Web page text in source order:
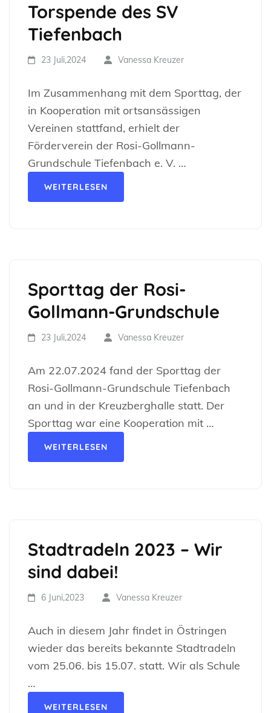
Torspende des SV
Tiefenbach
23 Juli,2024 Vanessa Kreuzer
Im Zusammenhang mit dem Sporttag, der
in Kooperation mit ortsansässigen
Vereinen stattfand, erhielt der
Förderverein der Rosi-Gollmann-
Grundschule Tiefenbach e. V. …
WEITERLESEN
Sporttag der Rosi-
Gollmann-Grundschule
23 Juli,2024 Vanessa Kreuzer
Am 22.07.2024 fand der Sporttag der
Rosi-Gollmann-Grundschule Tiefenbach
an und in der Kreuzberghalle statt. Der
Sporttag war eine Kooperation mit …
WEITERLESEN
Stadtradeln 2023 – Wir
sind dabei!
6 Juni,2023 Vanessa Kreuzer
Auch in diesem Jahr findet in Östringen
wieder das bereits bekannte Stadtradeln
vom 25.06. bis 15.07. statt. Wir als Schule
…
WEITERLESEN